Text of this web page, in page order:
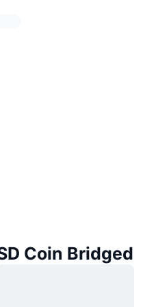
Coin Bridged